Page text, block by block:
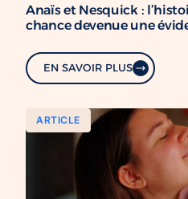
Anaïs et Nesquick :
chance devenue une
EN SAVOIR PLUS
ARTICLE